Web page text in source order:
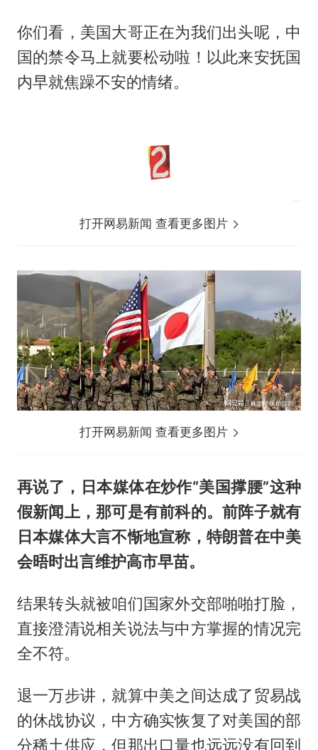
你们看，美国大哥正在为我们出头呢，中
国的禁令马上就要松动啦！以此来安抚国
内早就焦躁不安的情绪。
打开网易新闻 查看更多图片
打开网易新闻 查看更多图片
再说了，日本媒体在炒作“美国撑腰”这种
假新闻上，那可是有前科的。前阵子就有
日本媒体大言不惭地宣称，特朗普在中美
会晤时出言维护高市早苗。
结果转头就被咱们国家外交部啪啪打脸，
直接澄清说相关说法与中方掌握的情况完
全不符。
退一万步讲，就算中美之间达成了贸易战
的休战协议，中方确实恢复了对美国的部
分稀土供应，但那出口量也远远没有回到